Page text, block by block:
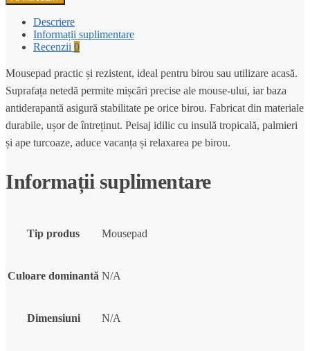
Descriere
Informații suplimentare
Recenzii 0
Mousepad practic și rezistent, ideal pentru birou sau utilizare acasă.
Suprafața netedă permite mișcări precise ale mouse-ului, iar baza
antiderapantă asigură stabilitate pe orice birou. Fabricat din materiale
durabile, ușor de întreținut. Peisaj idilic cu insulă tropicală, palmieri
și ape turcoaze, aduce vacanța și relaxarea pe birou.
Informații suplimentare
Tip produs Mousepad
Culoare dominantă N/A
Dimensiuni N/A